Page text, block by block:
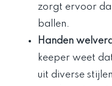
zorgt ervoor
ballen.
Handen
keeper weet
uit diverse